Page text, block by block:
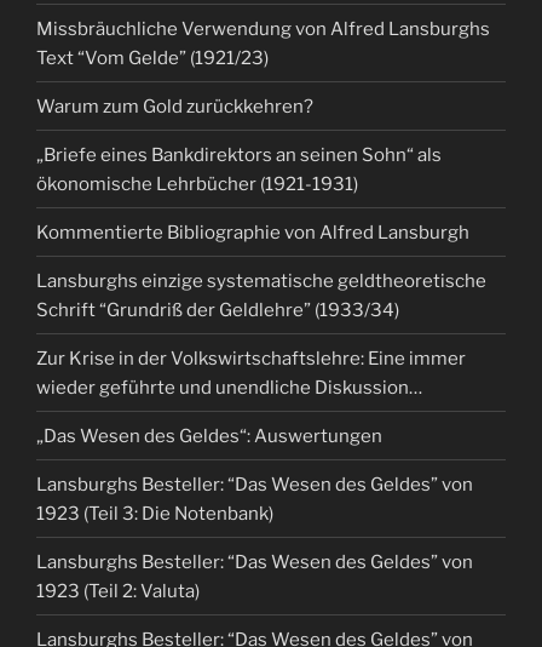
Missbräuchliche Verwendung von Alfred Lansburghs
Text “Vom Gelde” (1921/23)
Warum zum Gold zurückkehren?
„Briefe eines Bankdirektors an seinen Sohn“ als
ökonomische Lehrbücher (1921-1931)
Kommentierte Bibliographie von Alfred Lansburgh
Lansburghs einzige systematische geldtheoretische
Schrift “Grundriß der Geldlehre” (1933/34)
Zur Krise in der Volkswirtschaftslehre: Eine immer
wieder geführte und unendliche Diskussion…
„Das Wesen des Geldes“: Auswertungen
Lansburghs Besteller: “Das Wesen des Geldes” von
1923 (Teil 3: Die Notenbank)
Lansburghs Besteller: “Das Wesen des Geldes” von
1923 (Teil 2: Valuta)
Lansburghs Besteller: “Das Wesen des Geldes” von